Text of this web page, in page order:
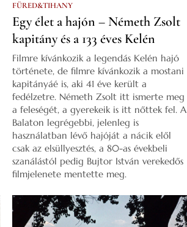
FÜRED&TIHANY
Egy élet a hajón – Németh Zsolt
kapitány és a 133 éves Kelén
Filmre kívánkozik a legendás Kelén hajó
története, de filmre kívánkozik a mostani
kapitányáé is, aki 41 éve került a
fedélzetre. Németh Zsolt itt ismerte meg
a feleségét, a gyerekeik is itt nőttek fel. A
Balaton legrégebbi, jelenleg is
használatban lévő hajóját a nácik elől
csak az elsüllyesztés, a 80-as évekbeli
szanálástól pedig Bujtor István verekedős
filmjelenete mentette meg.